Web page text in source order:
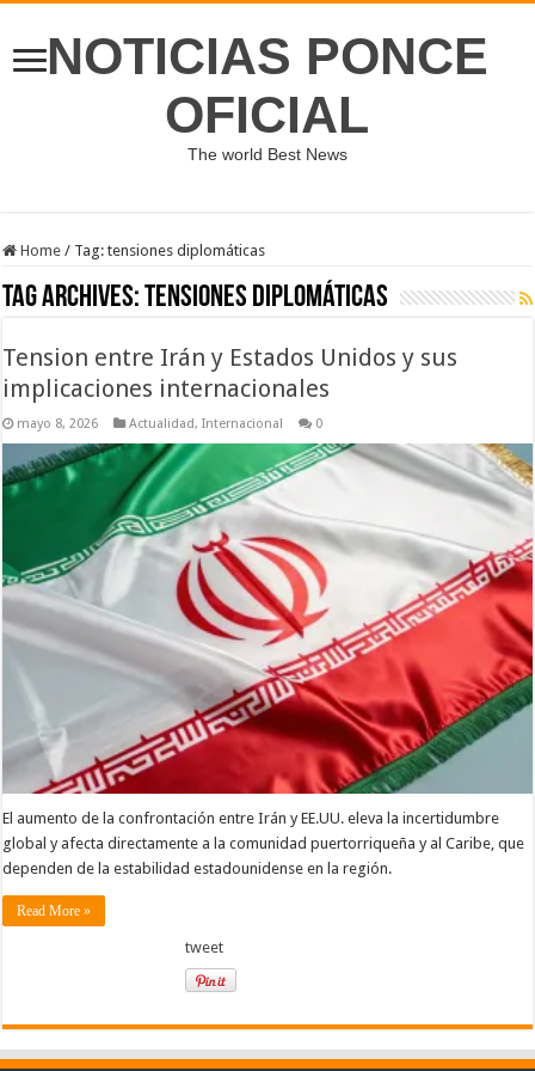
NOTICIAS PONCE
OFICIAL
The world Best News
Home / Tag:tensiones diplomáticas
Tag Archives:tensiones diplomáticas
Tension entre Irán y Estados Unidos y sus
implicaciones internacionales
mayo 8, 2026 Actualidad,Internacional 0
El aumento de la confrontación entre Irán y EE.UU. eleva la incertidumbre
global y afecta directamente a la comunidad puertorriqueña y al Caribe, que
dependen de la estabilidad estadounidense en la región.
Read More »
tweet